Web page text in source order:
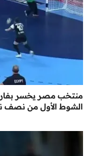
الشوط الأول من نصف